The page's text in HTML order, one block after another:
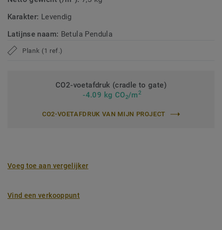
Karakter: Levendig
Latijnse naam: Betula Pendula
Plank (1 ref.)
CO2-voetafdruk (cradle to gate)
-4.09 kg CO2/m2
CO2-VOETAFDRUK VAN MIJN PROJECT
Voeg toe aan vergelijker
Vind een verkooppunt